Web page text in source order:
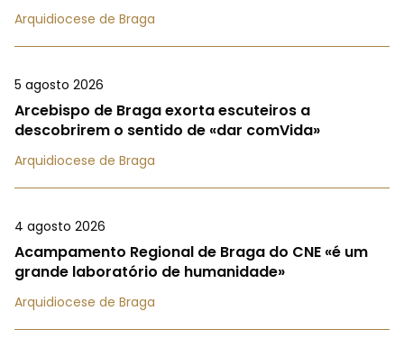
Arquidiocese de Braga
5 agosto 2026
Arcebispo de Braga exorta escuteiros a
descobrirem o sentido de «dar comVida»
Arquidiocese de Braga
4 agosto 2026
Acampamento Regional de Braga do CNE «é um
grande laboratório de humanidade»
Arquidiocese de Braga